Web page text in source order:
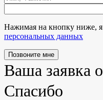
Нажимая на кнопку ниже,
персональных данных
Позвоните мне
Ваша заявка
Спасибо